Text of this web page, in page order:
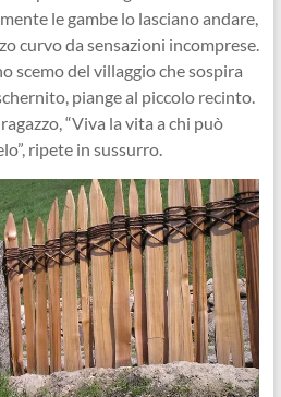
le gambe lo lasciano andare,
curvo da sensazioni incomprese.
scemo del villaggio che sospira
piange al piccolo recinto.
“Viva la vita a chi può
ripete in sussurro.